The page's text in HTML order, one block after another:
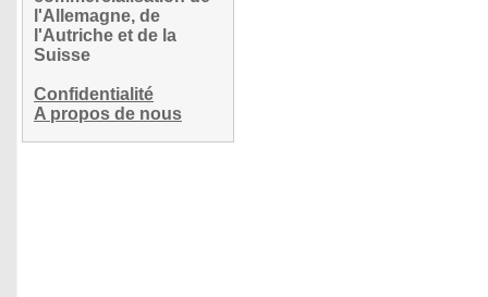
l'Allemagne, de
l'Autriche et de la
Suisse
Confidentialité
A propos de nous